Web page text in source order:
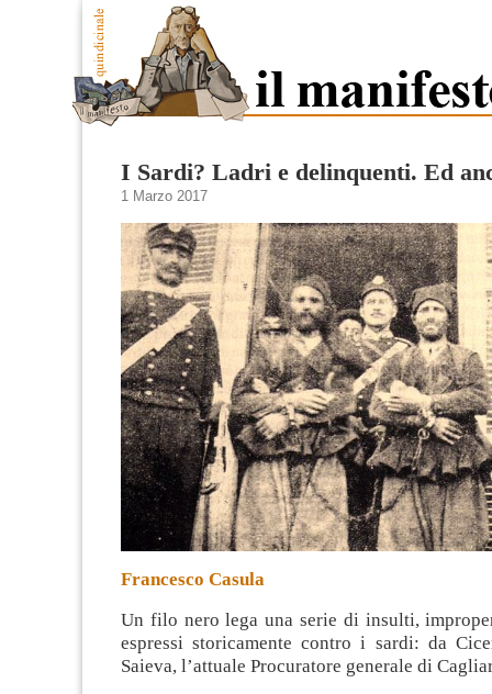
I Sardi? Ladri e delinquenti. Ed
1 Marzo 2017
Francesco Casula
Un filo nero lega una serie di insulti,
espressi storicamente contro i sardi: da
Saieva, l’attuale Procuratore generale di